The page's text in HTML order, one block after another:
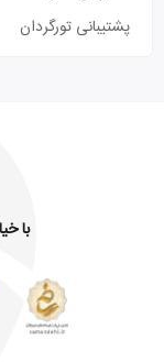
پشتیبانی تورگردان
با